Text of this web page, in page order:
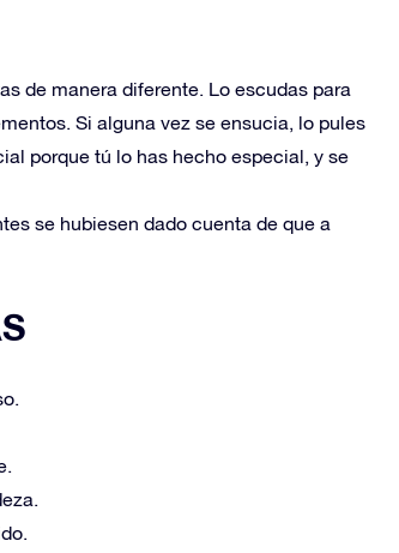
de manera diferente. Lo escudas para
Si alguna vez se ensucia, lo pules
porque tú lo has hecho especial, y se
se hubiesen dado cuenta de que a